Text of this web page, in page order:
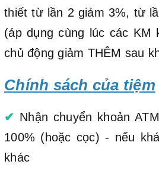
thiết từ lần 2 giảm 3%, từ
(áp dụng cùng lúc các KM
chủ động giảm THÊM sau
Chính sách của tiệm
✔ Nhận chuyển khoản
100% (hoặc cọc) - nếu
khác